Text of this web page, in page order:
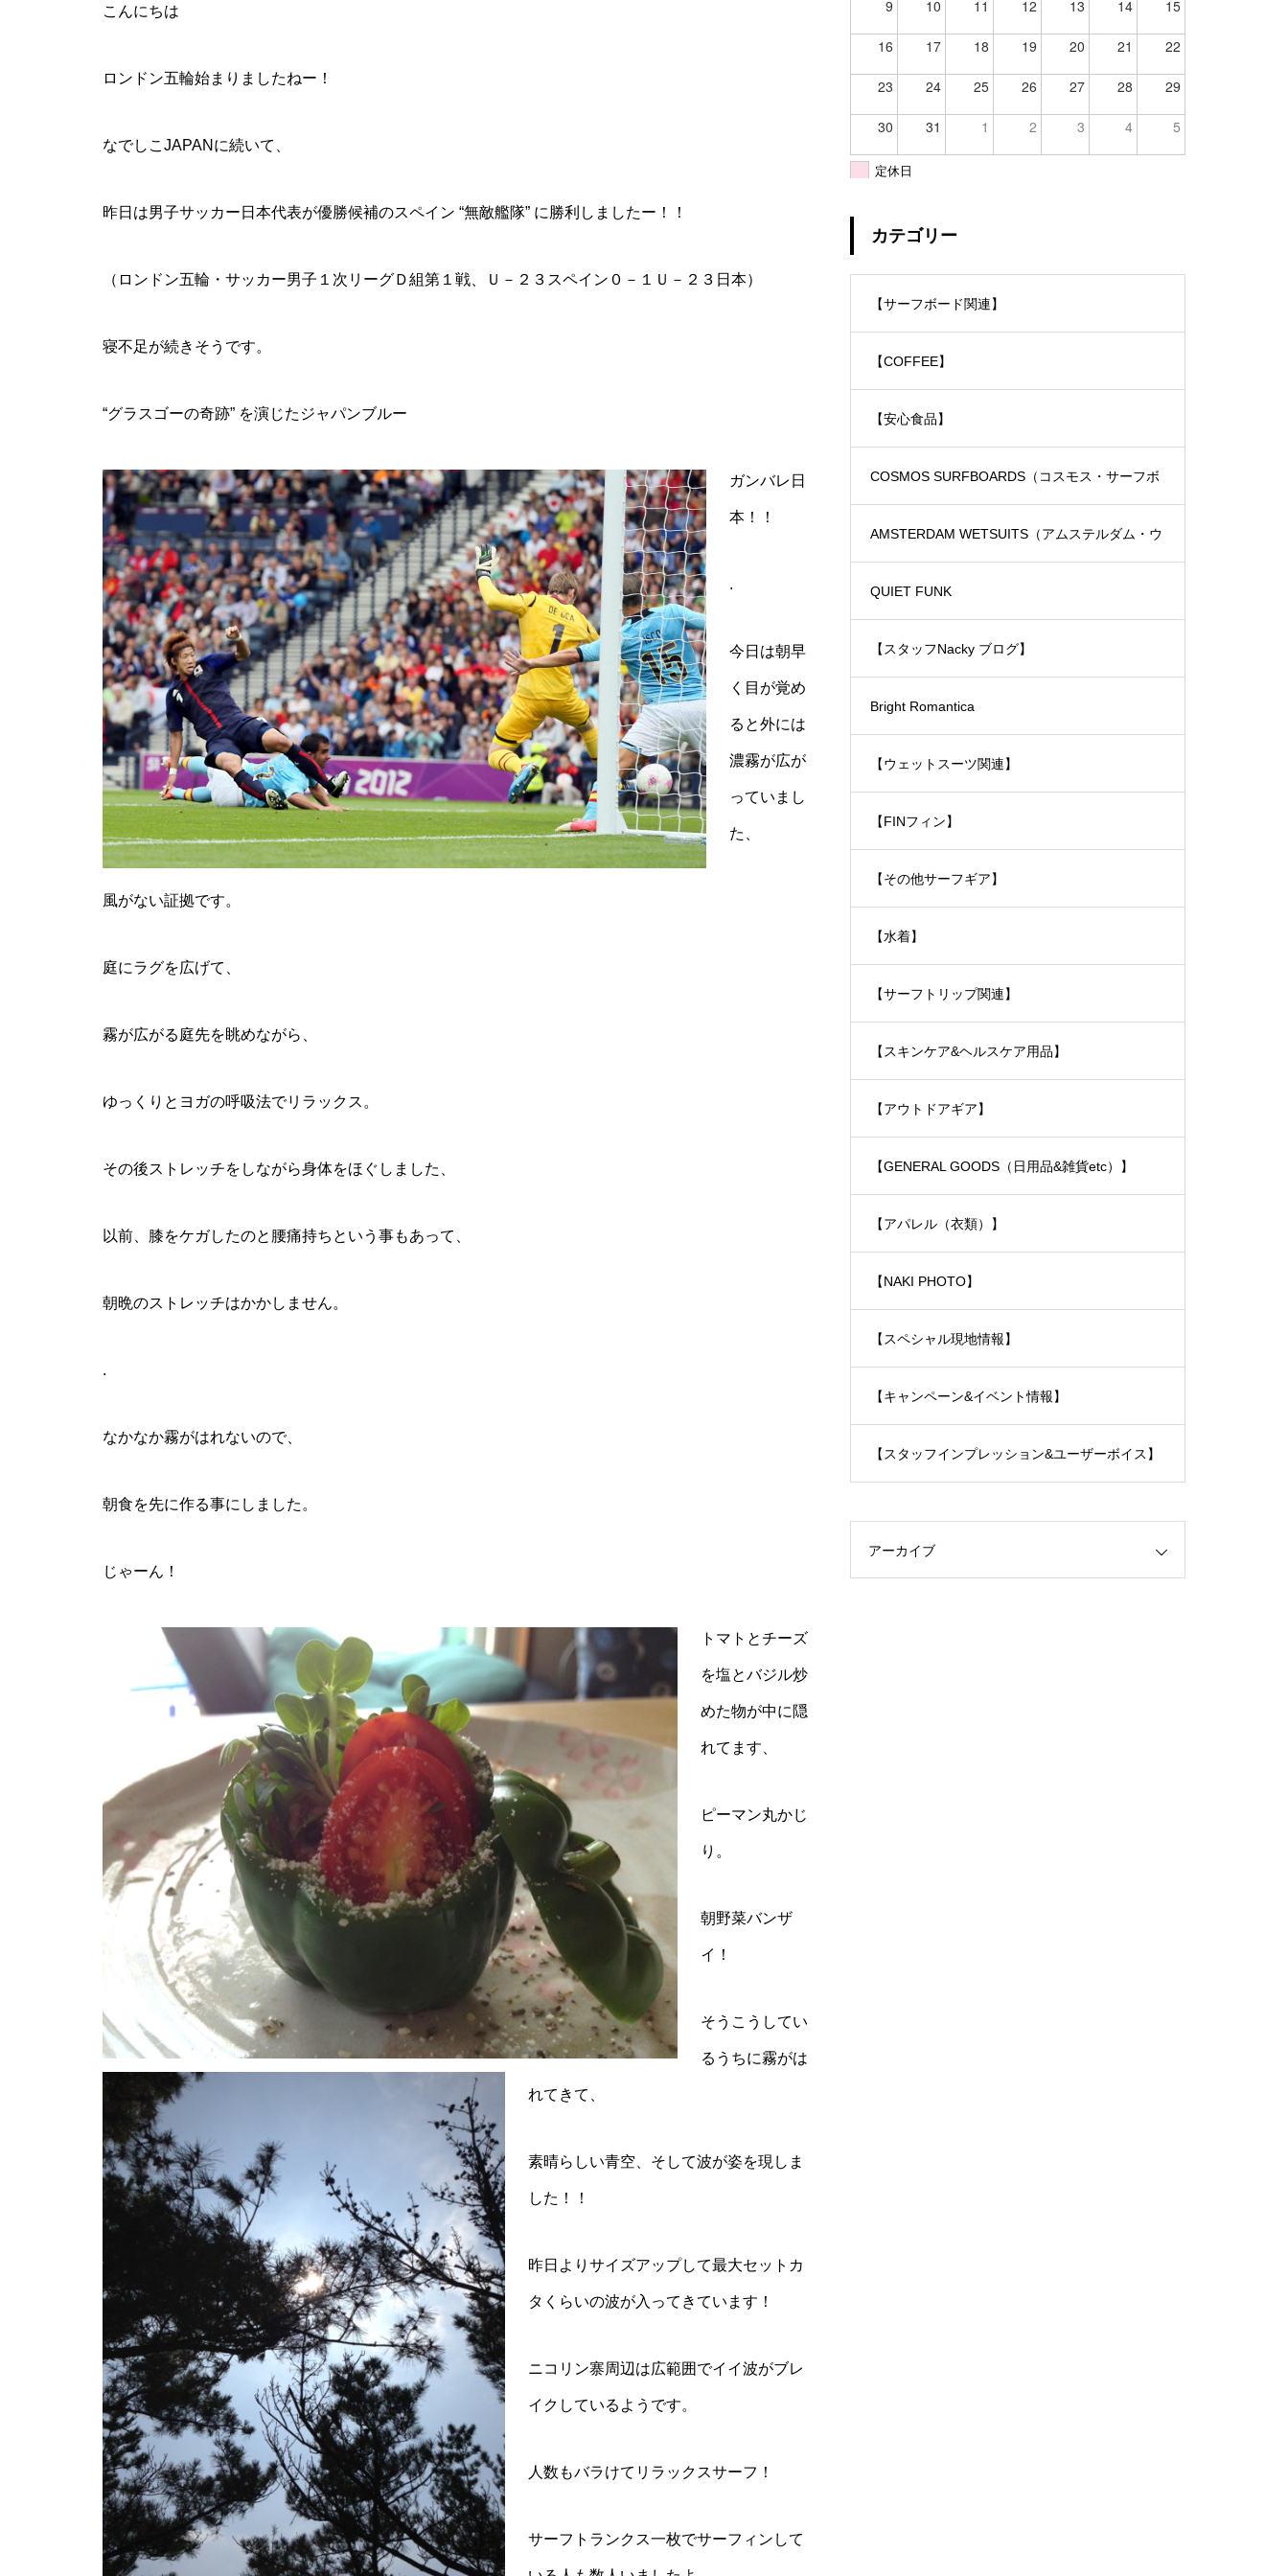
こんにちは
ロンドン五輪始まりましたねー！
なでしこJAPANに続いて、
昨日は男子サッカー日本代表が優勝候補のスペイン “無敵艦隊” に勝利しましたー！！
（ロンドン五輪・サッカー男子１次リーグＤ組第１戦、Ｕ－２３スペイン０－１Ｕ－２３日本）
寝不足が続きそうです。
“グラスゴーの奇跡” を演じたジャパンブルー
ガンバレ日
本！！
.
今日は朝早
く目が覚め
ると外には
濃霧が広が
っていまし
た、
風がない証拠です。
庭にラグを広げて、
霧が広がる庭先を眺めながら、
ゆっくりとヨガの呼吸法でリラックス。
その後ストレッチをしながら身体をほぐしました、
以前、膝をケガしたのと腰痛持ちという事もあって、
朝晩のストレッチはかかしません。
.
なかなか霧がはれないので、
朝食を先に作る事にしました。
じゃーん！
トマトとチーズ
を塩とバジル炒
めた物が中に隠
れてます、
ピーマン丸かじ
り。
朝野菜バンザ
イ！
そうこうしてい
るうちに霧がは
れてきて、
素晴らしい青空、そして波が姿を現しま
した！！
昨日よりサイズアップして最大セットカ
タくらいの波が入ってきています！
ニコリン寨周辺は広範囲でイイ波がブレ
イクしているようです。
人数もバラけてリラックスサーフ！
サーフトランクス一枚でサーフィンして
9 10 11 12 13 14 15
16 17 18 19 20 21 22
23 24 25 26 27 28 29
30 31 1 2 3 4 5
定休日
カテゴリー
【サーフボード関連】
【COFFEE】
【安心食品】
COSMOS SURFBOARDS（コスモス・サーフボ
ード）
AMSTERDAM WETSUITS（アムステルダム・ウ
ェットスーツ）
QUIET FUNK
【スタッフNacky ブログ】
Bright Romantica
【ウェットスーツ関連】
【FINフィン】
【その他サーフギア】
【水着】
【サーフトリップ関連】
【スキンケア&ヘルスケア用品】
【アウトドアギア】
【GENERAL GOODS（日用品&雑貨etc）】
【アパレル（衣類）】
【NAKI PHOTO】
【スペシャル現地情報】
【キャンペーン&イベント情報】
【スタッフインプレッション&ユーザーボイス】
アーカイブ